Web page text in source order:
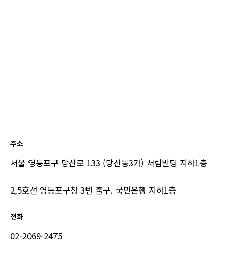
주소
서울 영등포구 당산로 133 (당산동3가) 서림빌딩 지하1층
2,5호선 영등포구청 3번 출구. 국민은행 지하1층
전화
02-2069-2475